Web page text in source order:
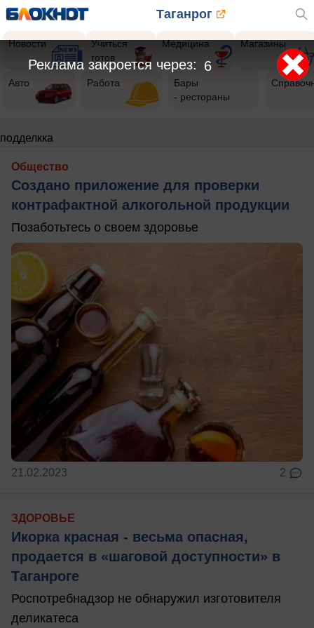
Таганрог
Новости
Учиться
готов
Медицина Магазины
Авто Работа
Бары
- рестораны
подделкка
Общество
Создано приложение для проверки
контрафактной алкогольной продукции
Позаботьтесь о своем здоровье
21.02.2023 2
ЗДОРОВЬЕ
Икорка красная - весьма опасная,
продается в «шаговой доступности» в
Таганроге
Роспотребнадзор не обнаружил изготовителя
деликатеса
6
Реклама закроется через: